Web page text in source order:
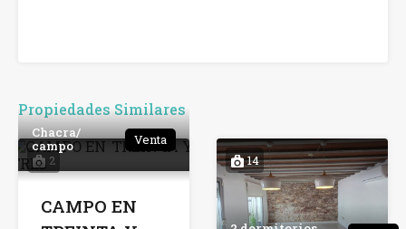
Propiedades Similares
2
Chacra/
campo
Venta
CAMPO EN
14